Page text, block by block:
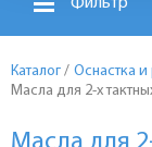
Каталог / Оснастка
Масла для 2-х